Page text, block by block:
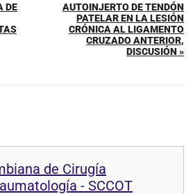
DE
AUTOINJERTO DE TENDÓN
PATELAR EN LA LESIÓN
CRÓNICA AL LIGAMENTO
CRUZADO ANTERIOR,
DISCUSIÓN »
de Cirugía
- SCCOT